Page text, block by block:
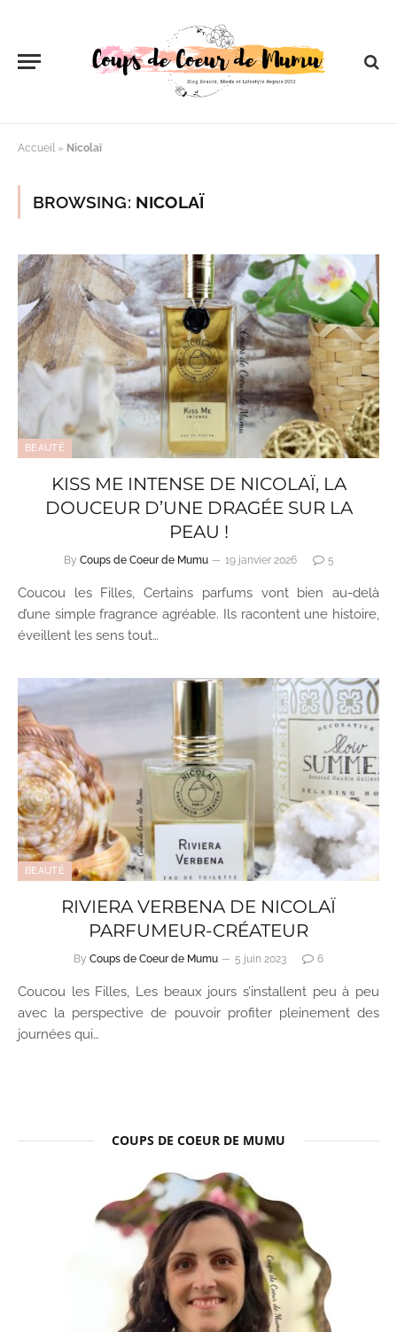
Accueil » Nicolaï
BROWSING: NICOLAÏ
BEAUTÉ
KISS ME INTENSE DE NICOLAÏ, LA
DOUCEUR D’UNE DRAGÉE SUR LA
PEAU !
By Coups de Coeur de Mumu 19 janvier 2026 5
Coucou les Filles, Certains parfums vont bien au-delà
d’une simple fragrance agréable. Ils racontent une histoire,
éveillent les sens tout…
BEAUTÉ
RIVIERA VERBENA DE NICOLAÏ
PARFUMEUR-CRÉATEUR
By Coups de Coeur de Mumu 5 juin 2023 6
Coucou les Filles, Les beaux jours s’installent peu à peu
avec la perspective de pouvoir profiter pleinement des
journées qui…
COUPS DE COEUR DE MUMU